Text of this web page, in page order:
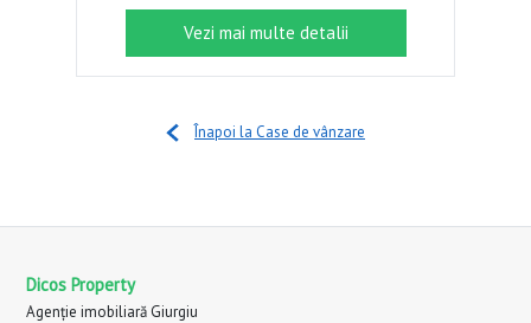
Vezi mai multe detalii
Înapoi la Case de vânzare
Dicos Property
Agenție imobiliară Giurgiu